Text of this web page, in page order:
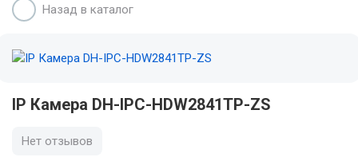
Назад в каталог
IP Камера DH-IPC-HDW2841TP-ZS
Нет отзывов